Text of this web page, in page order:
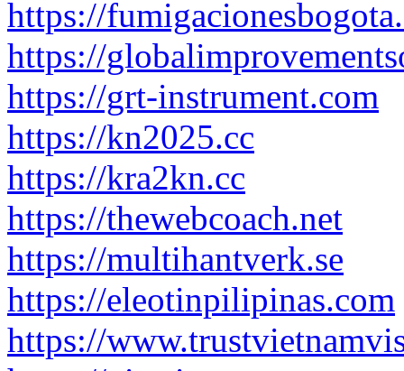
https://
https://
https://grt-instrument.com
https://kn2025.cc
https://kra2kn.cc
https://thewebcoach.net
https://multihantverk.se
https://eleotinpilipinas.com
https://